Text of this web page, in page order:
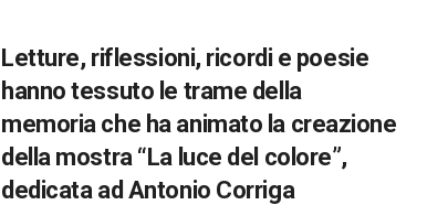
Letture, riflessioni, ricordi e poesie
hanno tessuto le trame della
memoria che ha animato la creazione
della mostra “La luce del colore”,
dedicata ad Antonio Corriga